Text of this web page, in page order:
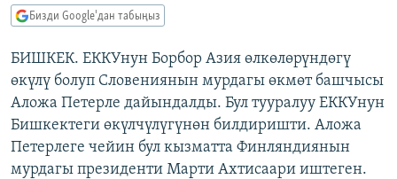
ЭКСПЕРТТЕР ТАЛДАЙТ
БИЗ ЖАНА ДҮЙНӨ
ДАНИСТЕ
ЭЖЕ-СИҢДИЛЕР
АЗАТТЫК+
ӨЗГӨЧӨ ПИКИР
Русский
ОНЛАЙН ШЕРИНЕ
Бизди Google'дан табыңыз
БИШКЕК. ЕККУнун Борбор Азия өлкөлөрүндөгү
өкүлү болуп Словениянын мурдагы өкмөт башчысы
Аложа Петерле дайындалды. Бул тууралуу ЕККУнун
Бишкектеги өкүлчүлүгүнөн билдиришти. Аложа
Петерлеге чейин бул кызматта Финляндиянын
мурдагы президенти Марти Ахтисаари иштеген.